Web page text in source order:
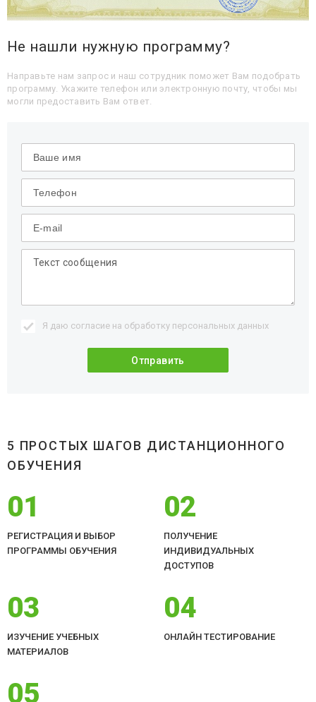
Не нашли нужную программу?
Направьте нам запрос и наш сотрудник поможет Вам подобрать
программу. Укажите телефон или электронную почту, чтобы мы
могли предоставить Вам ответ.
Я даю согласие на обработку персональных данных
5 ПРОСТЫХ ШАГОВ ДИСТАНЦИОННОГО
ОБУЧЕНИЯ
01
РЕГИСТРАЦИЯ И ВЫБОР
ПРОГРАММЫ ОБУЧЕНИЯ
02
ПОЛУЧЕНИЕ
ИНДИВИДУАЛЬНЫХ
ДОСТУПОВ
03
ИЗУЧЕНИЕ УЧЕБНЫХ
МАТЕРИАЛОВ
04
ОНЛАЙН ТЕСТИРОВАНИЕ
05